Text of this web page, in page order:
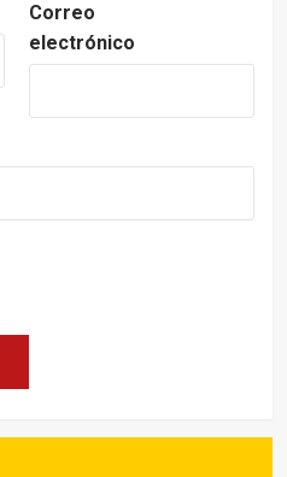
Correo
electrónico